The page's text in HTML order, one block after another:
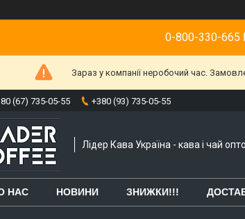
0-800-330-665
Зараз у компанії неробочий час.
(67) 735-05-55 +380 (93) 735-05-55
Лідер Кава Україна - кава і чай
НАС НОВИНИ ЗНИЖКИ!!!